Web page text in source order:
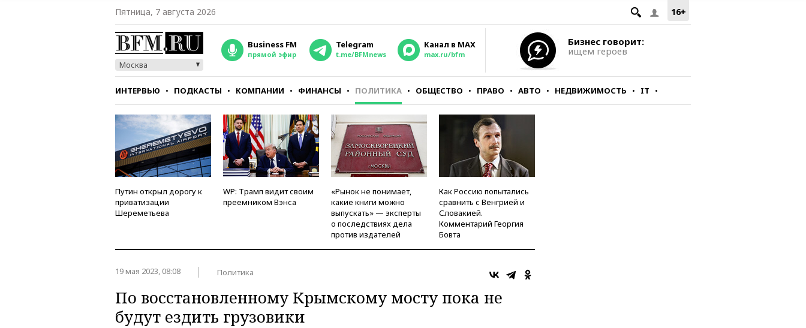
16+
Пятница, 7 августа 2026
Москва
Business FM
прямой эфир
Telegram
t.me/BFMnews
Канал в MAX
max.ru/bfm
Бизнес говорит:
ищем героев
ИНТЕРВЬЮ ПОДКАСТЫ КОМПАНИИ ФИНАНСЫ ПОЛИТИКА ОБЩЕСТВО ПРАВО АВТО НЕДВИЖИМОСТЬ IT
СТИЛЬ ТЕСТЫ
Путин открыл дорогу к
приватизации
Шереметьева
WP: Трамп видит своим
преемником Вэнса
«Рынок не понимает,
какие книги можно
выпускать» — эксперты
о последствиях дела
против издателей
Как Россию попытались
сравнить с Венгрией и
Словакией.
Комментарий Георгия
Бовта
19 мая 2023, 08:08 Политика
По восстановленному Крымскому мосту пока не
будут ездить грузовики